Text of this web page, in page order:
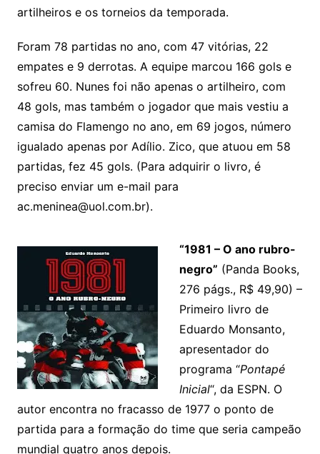
artilheiros e os torneios da temporada.
Foram 78 partidas no ano, com 47 vitórias, 22
empates e 9 derrotas. A equipe marcou 166 gols e
sofreu 60. Nunes foi não apenas o artilheiro, com
48 gols, mas também o jogador que mais vestiu a
camisa do Flamengo no ano, em 69 jogos, número
igualado apenas por Adílio. Zico, que atuou em 58
partidas, fez 45 gols. (Para adquirir o livro, é
preciso enviar um e-mail para
ac.meninea@uol.com.br).
“1981 – O ano rubro-
negro” (Panda Books,
276 págs., R$ 49,90) –
Primeiro livro de
Eduardo Monsanto,
apresentador do
programa “Pontapé
Inicial“, da ESPN. O
autor encontra no fracasso de 1977 o ponto de
partida para a formação do time que seria campeão
mundial quatro anos depois.